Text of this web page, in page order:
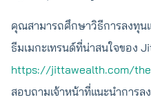
คุณสามารถศึกษาวิธีการลงทุน
ธีมเมกะเทรนด์ที่น่าสนใจของ
https://jittawealth.com/
สอบถามเจ้าหน้าที่แนะนำการล